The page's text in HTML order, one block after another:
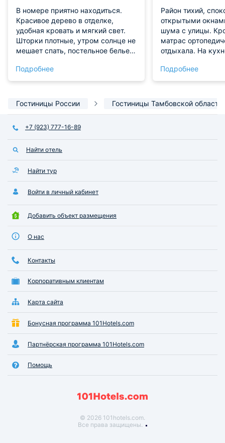
В номере приятно находиться.
Красивое дерево в отделке,
удобная кровать и мягкий свет.
Шторки плотные, утром солнце не
мешает спать, постельное белье
чистейшее, сантехника новая,
напор воды отличный и горячая
Подробнее
Район тихий,
открытыми
шума с улицы.
матрас
отдыхала. На
очень круто.
отличная,
проживание. Еще
Подробнее
Гостиницы России Гостиницы Тамбовской области
+7 (923) 777-16-89
Найти отель
Найти тур
Войти в личный кабинет
Добавить объект размещения
О нас
Контакты
Корпоративным клиентам
Карта сайта
Бонусная программа 101Hotels.com
Партнёрская программа 101Hotels.com
Помощь
© 2026 101hotels.com.
Все права защищены.